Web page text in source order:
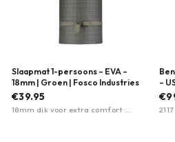
Slaapmat 1-persoons – EVA –
18mm | Groen | Fosco Industries
€39.95
18mm dik voor extra comfort ·
–